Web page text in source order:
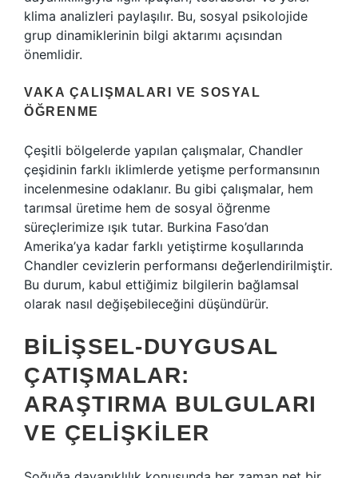
klima analizleri paylaşılır. Bu, sosyal psikolojide
grup dinamiklerinin bilgi aktarımı açısından
önemlidir.
VAKA ÇALIŞMALARI VE SOSYAL
ÖĞRENME
Çeşitli bölgelerde yapılan çalışmalar, Chandler
çeşidinin farklı iklimlerde yetişme performansının
incelenmesine odaklanır. Bu gibi çalışmalar, hem
tarımsal üretime hem de sosyal öğrenme
süreçlerimize ışık tutar. Burkina Faso’dan
Amerika’ya kadar farklı yetiştirme koşullarında
Chandler cevizlerin performansı değerlendirilmiştir.
Bu durum, kabul ettiğimiz bilgilerin bağlamsal
olarak nasıl değişebileceğini düşündürür.
BILIŞSEL-DUYGUSAL
ÇATIŞMALAR:
ARAŞTIRMA BULGULARI
VE ÇELIŞKILER